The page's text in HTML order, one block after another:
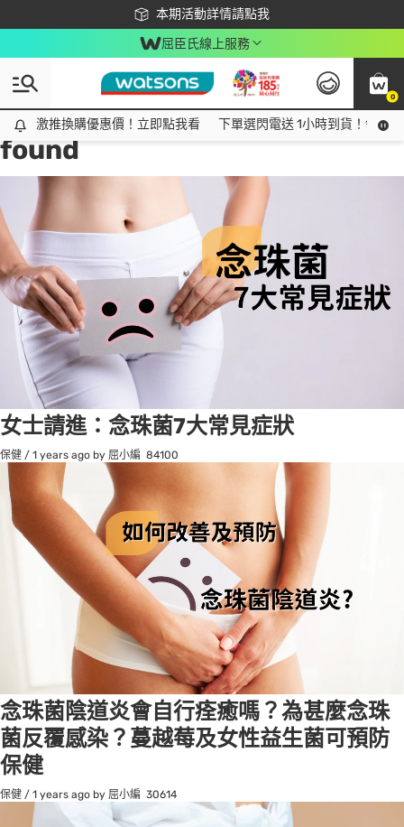
本期活動詳情請點我
下載app最高回饋$350
屈臣氏線上服務
0
激推換購優惠價！立即點我看
激推換購優惠價！立即點我看 下單選閃電送 1小時到貨！領神
Tag:念珠菌常見症狀3 item(s)
found
女士請進：念珠菌7大常見症狀
保健 / 1 years ago by 屈小編 84100
念珠菌陰道炎會自行痊癒嗎？為甚麼念珠
菌反覆感染？蔓越莓及女性益生菌可預防
保健
保健 / 1 years ago by 屈小編 30614